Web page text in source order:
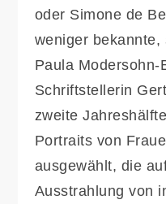
oder Simone de
weniger
Paula
Schriftstellerin
zweite
Portraits von
ausgewählt, die
Ausstrahlung von